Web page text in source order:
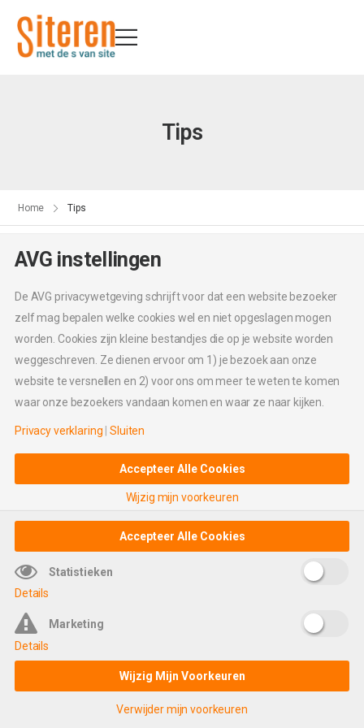
Tips
Home Tips
Tips
© 2026 UDesign Theme. All Rights Reserved
AVG instellingen
De AVG privacywetgeving schrijft voor dat een website bezoeker
zelf mag bepalen welke cookies wel en niet opgeslagen mogen
worden. Cookies zijn kleine bestandjes die op je website worden
weggeschreven. Ze dienen ervoor om 1) je bezoek aan onze
website te versnellen en 2) voor ons om meer te weten te komen
waar onze bezoekers vandaan komen en waar ze naar kijken.
Privacy verklaring |Sluiten
Accepteer Alle Cookies
Wijzig mijn voorkeuren
Accepteer Alle Cookies
Statistieken
Details
Marketing
Details
Wijzig Mijn Voorkeuren
Verwijder mijn voorkeuren